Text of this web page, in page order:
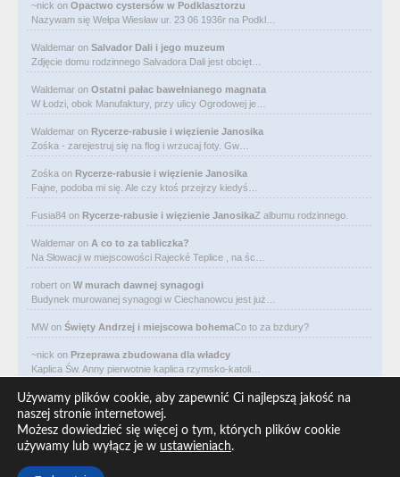
~nick on Opactwo cystersów w Podklasztorzu
Nazywam się Wełpa Wiesław ur. 23 06 1936r na Podkl…
Waldemar on Salvador Dali i jego muzeum
Zdjęcie domu rodzinnego Salvadora Dali jest obcięt…
Waldemar on Ostatni pałac bawełnianego magnata
W Łodzi, obok Manufaktury, przy ulicy Ogrodowej je…
Waldemar on Rycerze-rabusie i więzienie Janosika
Zośka - zarejestruj się na flog i wrzucaj foty. Gw…
Zośka on Rycerze-rabusie i więzienie Janosika
Fajne, podoba mi się. Ale czy ktoś przejrzy kiedyś…
Fusia84 on Rycerze-rabusie i więzienie JanosikaZ albumu rodzinnego.
Waldemar on A co to za tabliczka?
Na Słowacji w miejscowości Rajecké Teplice , na śc…
robert on W murach dawnej synagogi
Budynek murowanej synagogi w Ciechanowcu jest już…
MW on Święty Andrzej i miejscowa bohemaCo to za bzdury?
~nick on Przeprawa zbudowana dla władcy
Kaplica Św. Anny pierwotnie kaplica rzymsko-katoli…
Waldemar on Niewolniczy proceder królów Dahomeju
Zwracają uwagę lampy uliczne z bateriami słoneczny…
Waldemar on
Adam Asnyk. Poeta z mojego miasta
CIEKAWOSTKA że pod banderą Malty pływa statek m/v…
Używamy plików cookie, aby zapewnić Ci najlepszą jakość na
naszej stronie internetowej.
Możesz dowiedzieć się więcej o tym, których plików cookie
używamy lub wyłącz je w ustawieniach.